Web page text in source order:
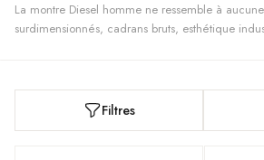
La montre Diesel homme ne ressemble à
surdimensionnés, cadrans bruts, esthétique
Filtres